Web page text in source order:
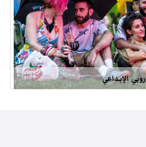
الإبداعي